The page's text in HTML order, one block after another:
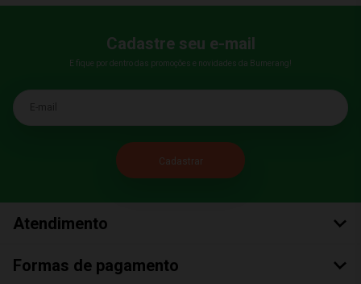
Cadastre seu e-mail
E fique por dentro das promoções e novidades da Bumerang!
E-mail
Atendimento
Formas de pagamento